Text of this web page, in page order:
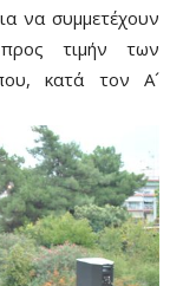
να συμμετέχουν
προς τιμήν των
κατά τον Α´